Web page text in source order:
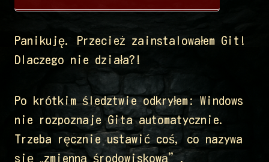
Panikuję. Przecież zainstalowałem Git!
Dlaczego nie działa?!
Po krótkim śledztwie odkryłem: Windows
nie rozpoznaje Gita automatycznie.
Trzeba ręcznie ustawić coś, co nazywa
się „zmienną środowiskową”.